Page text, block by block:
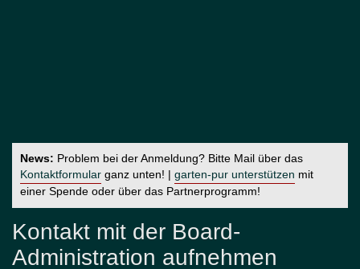
News: Problem bei der Anmeldung? Bitte Mail über das
Kontaktformular ganz unten! | garten-pur unterstützen mit
einer Spende oder über das Partnerprogramm!
Kontakt mit der Board-
Administration aufnehmen